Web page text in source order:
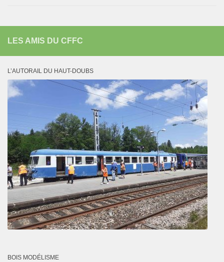
LES AMIS DU CFFC
L’AUTORAIL DU HAUT-DOUBS
BOIS MODÉLISME